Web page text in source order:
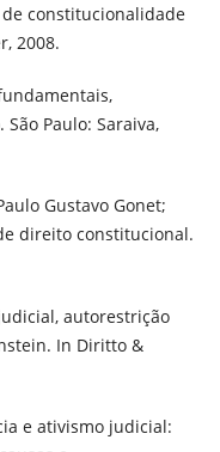
de constitucionalidade
2008.
Paulo: Saraiva,
Gustavo Gonet;
direito constitucional.
autorestrição
In Diritto &
e ativismo judicial: